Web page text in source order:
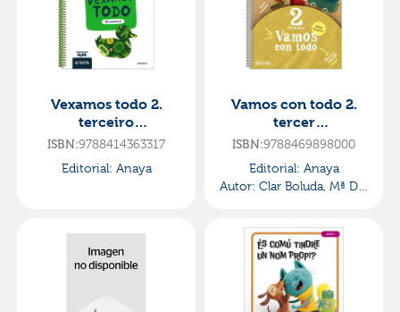
Vexamos todo 2.
terceiro
trimestre·primaria.2º
ISBN:9788414363317
Editorial: Anaya
Vamos con todo 2.
tercer
trimestre·primaria.2º
mundo
ISBN:9788469898000
Editorial: Anaya
Autor: Clar Boluda, Mª Del